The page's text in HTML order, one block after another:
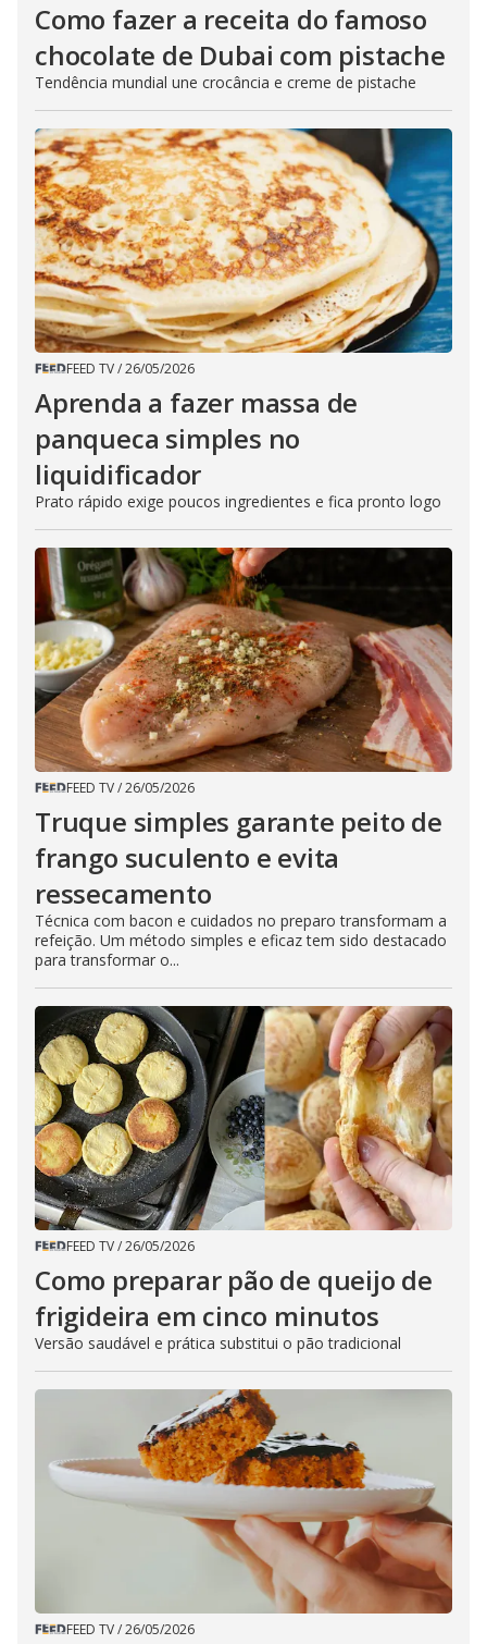
Como fazer a receita do famoso
chocolate de Dubai com pistache
Tendência mundial une crocância e creme de pistache
FEED TV/26/05/2026
Aprenda a fazer massa de
panqueca simples no
liquidificador
Prato rápido exige poucos ingredientes e fica pronto logo
FEED TV/26/05/2026
Truque simples garante peito de
frango suculento e evita
ressecamento
Técnica com bacon e cuidados no preparo transformam a
refeição. Um método simples e eficaz tem sido destacado
para transformar o...
FEED TV/26/05/2026
Como preparar pão de queijo de
frigideira em cinco minutos
Versão saudável e prática substitui o pão tradicional
FEED TV/26/05/2026